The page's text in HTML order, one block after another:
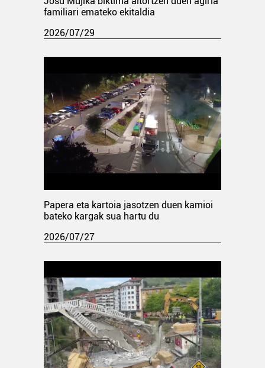
familiari emateko ekitaldia
2026/07/29
Papera eta kartoia jasotzen duen kamioi
bateko kargak sua hartu du
2026/07/27